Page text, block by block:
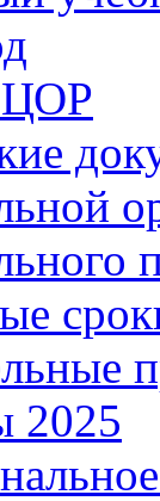
ЦОР
2025